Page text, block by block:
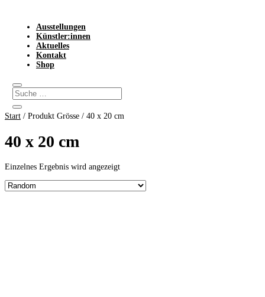
Ausstellungen
Künstler:innen
Aktuelles
Kontakt
Shop
Start / Produkt Grösse / 40 x 20 cm
40 x 20 cm
Einzelnes Ergebnis wird angezeigt